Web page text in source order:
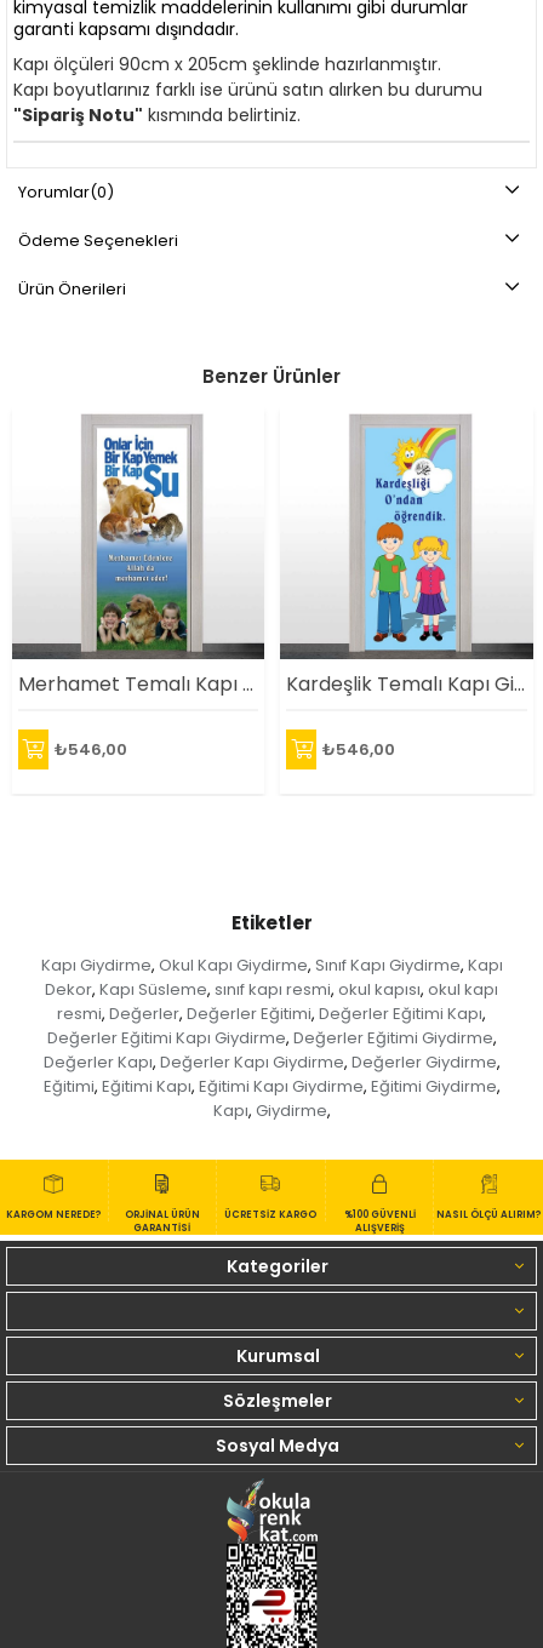
kimyasal temizlik maddelerinin kullanımı gibi durumlar
garanti kapsamı dışındadır.
Kapı ölçüleri 90cm x 205cm şeklinde hazırlanmıştır.
Kapı boyutlarınız farklı ise ürünü satın alırken bu durumu
"Sipariş Notu" kısmında belirtiniz.
Yorumlar(0)
Ödeme Seçenekleri
Ürün Önerileri
Benzer Ürünler
Merhamet Temalı Kapı Giydirme
₺546,00
Kardeşlik Temalı Kapı Giydirme
₺546,00
Etiketler
Kapı Giydirme, Okul Kapı Giydirme, Sınıf Kapı Giydirme, Kapı
Dekor, Kapı Süsleme, sınıf kapı resmi, okul kapısı, okul kapı
resmi, Değerler, Değerler Eğitimi, Değerler Eğitimi Kapı,
Değerler Eğitimi Kapı Giydirme, Değerler Eğitimi Giydirme,
Değerler Kapı, Değerler Kapı Giydirme, Değerler Giydirme,
Eğitimi, Eğitimi Kapı, Eğitimi Kapı Giydirme, Eğitimi Giydirme,
Kapı, Giydirme,
KARGOM NEREDE?
ORJİNAL ÜRÜN
GARANTİSİ
ÜCRETSİZ KARGO
%100 GÜVENLİ
ALIŞVERİŞ
NASIL ÖLÇÜ ALIRIM?
Kategoriler
Kurumsal
Sözleşmeler
Sosyal Medya